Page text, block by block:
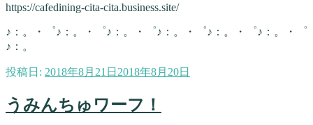
https://cafedining-cita-cita.business.site/
♪：。・゜♪：。・゜♪：。・゜♪：。・゜♪：。・゜♪：。・゜
♪：。
投稿日: 2018年8月21日 2018年8月20日
うみんちゅワーフ！